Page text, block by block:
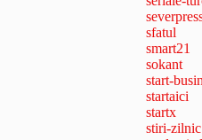
sfatul
smart21
sokant
start-
startaici
startx
stiri-zilnic